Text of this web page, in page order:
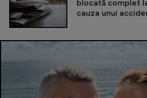
blocată complet
cauza unui